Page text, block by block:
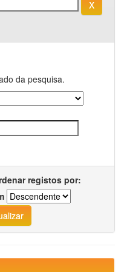
da pesquisa.
registos por: